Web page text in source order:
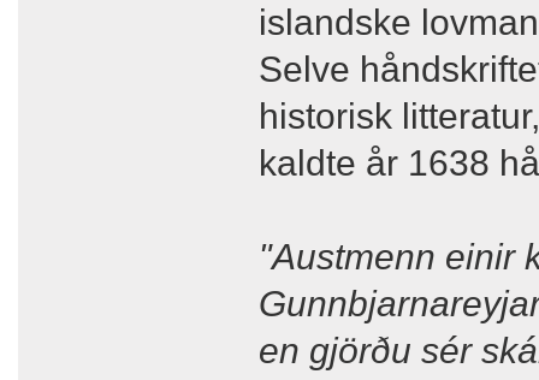
islandske
Selve
historisk
kaldte år 1638
"Austmenn einir
en gjörðu sér